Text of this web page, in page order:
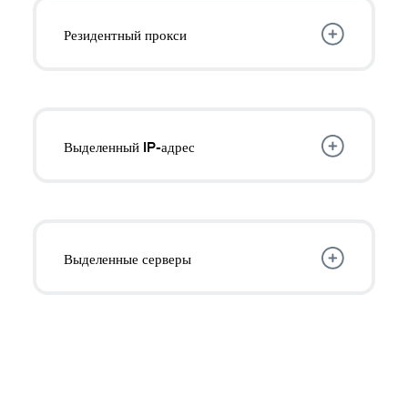
Резидентный прокси
домашних интернет-провайдеров.
Выделенный IP-адрес
Выделенные серверы